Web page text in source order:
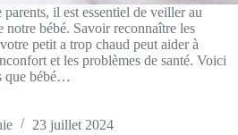
parents, il est essentiel de veiller au
notre bébé. Savoir reconnaître les
petit a trop chaud peut aider à
et les problèmes de santé. Voici
que bébé…
23 juillet 2024